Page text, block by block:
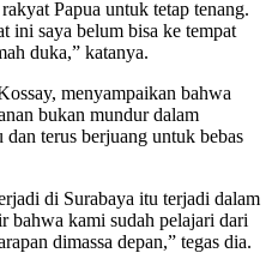
Papua untuk tetap tenang.
ini saya belum bisa ke tempat
duka,” katanya.
menyampaikan bahwa
bukan mundur dalam
terus berjuang untuk bebas
di Surabaya itu terjadi dalam
bahwa kami sudah pelajari dari
dimassa depan,” tegas dia.